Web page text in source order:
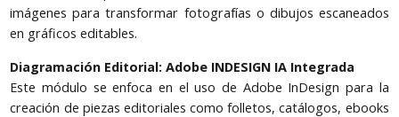
imágenes para transformar fotografías o dibujos escaneados
en gráficos editables.
Diagramación Editorial: Adobe INDESIGN IA Integrada
Este módulo se enfoca en el uso de Adobe InDesign para la
creación de piezas editoriales como folletos, catálogos, ebooks